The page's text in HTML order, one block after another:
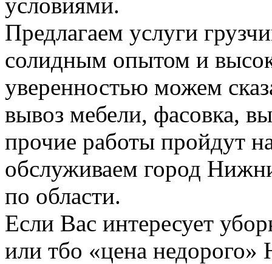
Предлагаем услуги
солидным опытом и
уверенностью можем
вывоз мебели, фасовка,
прочие работы пройдут
обслуживаем город
по области.
Если Вас интересует
или тбо «цена